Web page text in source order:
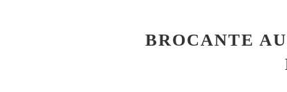
BROCANTE